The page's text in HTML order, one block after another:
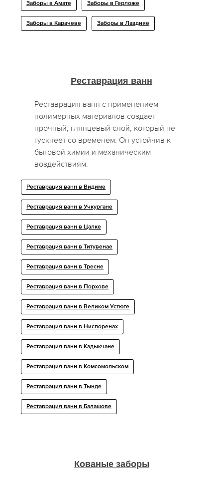
Заборы в Амате Заборы в Герложе
Заборы в Карачеве Заборы в Лаздияе
Реставрация ванн
Реставрация ванн с применением
полимерных материалов создает
прочный, глянцевый слой, который не
тускнеет со временем. Он устойчив к
бытовой химии и механическим
воздействиям.
Реставрация ванн в Видиме
Реставрация ванн в Учкургане
Реставрация ванн в Цалке
Реставрация ванн в Титувенае
Реставрация ванн в Тресне
Реставрация ванн в Порхове
Реставрация ванн в Великом Устюге
Реставрация ванн в Ниспоренах
Реставрация ванн в Кадыкчане
Реставрация ванн в Комсомольском
Реставрация ванн в Тынде
Реставрация ванн в Балашове
Кованые заборы